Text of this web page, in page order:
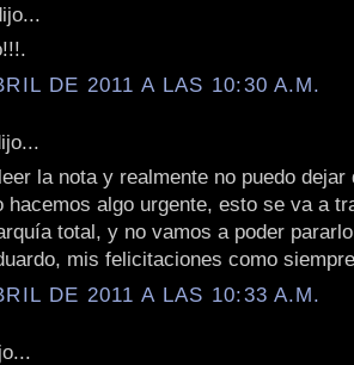
DE 2011 A LAS 10:30 A.M.
la nota y realmente no puedo
hacemos algo urgente, esto se va a
total, y no vamos a poder
mis felicitaciones como
DE 2011 A LAS 10:33 A.M.